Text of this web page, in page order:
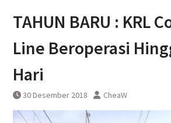
TAHUN BARU : KRL
Line Beroperasi
Hari
30 Desember 2018 CheaW